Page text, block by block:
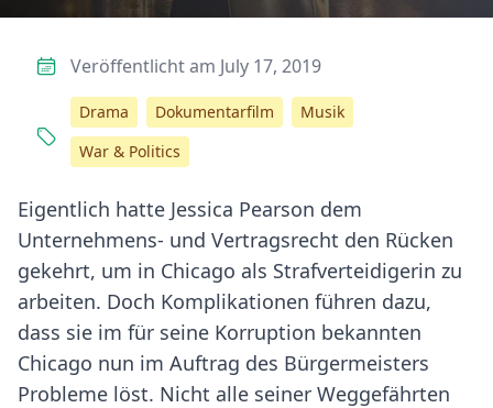
Eigentlich hatte Jessica Pearson dem
Unternehmens- und Vertragsrecht den Rücken
gekehrt, um in Chicago als Strafverteidigerin zu
arbeiten. Doch Komplikationen führen dazu,
dass sie im für seine Korruption bekannten
Chicago nun im Auftrag des Bürgermeisters
Probleme löst. Nicht alle seiner Weggefährten
Veröffentlicht am July 17, 2019
Drama Dokumentarfilm
Musik
War & Politics